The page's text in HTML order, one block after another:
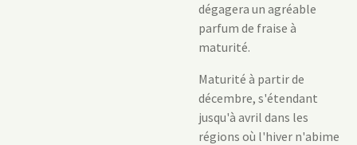
dégagera un agréable
parfum de fraise à
maturité.
Maturité à partir de
décembre, s'étendant
jusqu'à avril dans les
régions où l'hiver n'abime